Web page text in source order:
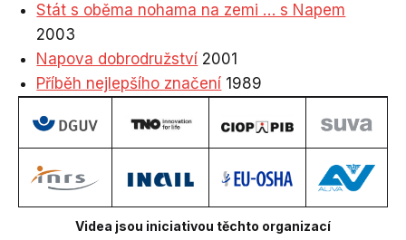
Stát s oběma nohama na zemi … s Napem
2003
Napova dobrodružství 2001
Příběh nejlepšího značení 1989
Videa jsou iniciativou těchto organizací